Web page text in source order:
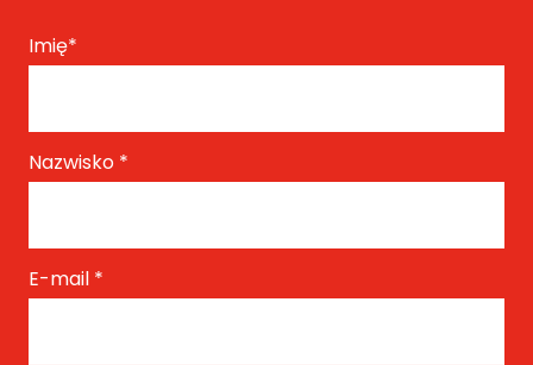
Imię*
Nazwisko *
E-mail *